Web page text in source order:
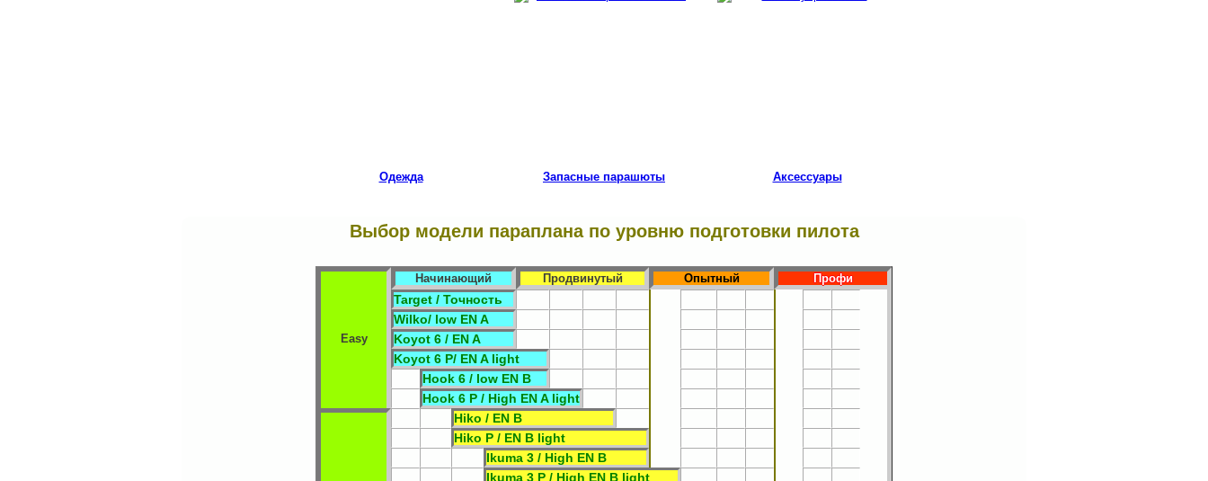
Одежда Запасные парашюты Аксессуары
Выбор модели параплана по уровню подготовки пилота
Начинающий Продвинутый Опытный Профи
Target / Точность
Wilko/ low EN A
Easy
Koyot 6 / EN A
Koyot 6 P/ EN A light
Hook 6 / low EN B
Hook 6 P / High EN A light
Hiko / EN B
Hiko P / EN B light
Ikuma 3 / High EN B
Ikuma 3 P / High EN B light